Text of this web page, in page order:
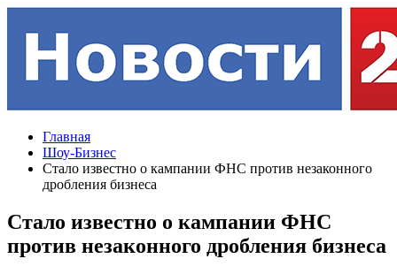
Главная
Шоу-Бизнес
Стало известно о кампании ФНС против незаконного
дробления бизнеса
Стало известно о кампании ФНС
против незаконного дробления бизнеса